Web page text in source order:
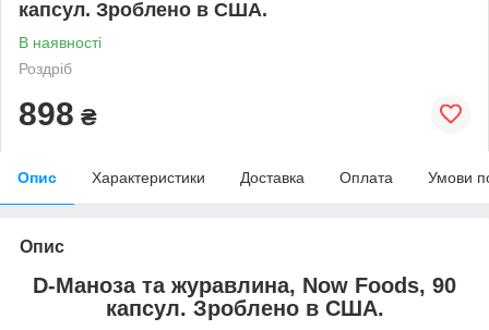
капсул. Зроблено в США.
В наявності
Роздріб
898 ₴
Опис Характеристики Доставка Оплата Умови
Опис
D-Маноза та журавлина, Now Foods, 90
капсул. Зроблено в США.